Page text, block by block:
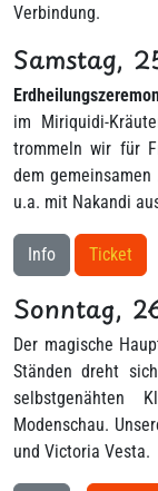
Verbindung.
Samstag,
im Miriquidi-
trommeln wir für
dem
u.a. mit Nakandi
Info Ticket
Sonntag,
Der magische
Ständen dreht
selbstgenähten
Modenschau.
und Victoria Vesta.